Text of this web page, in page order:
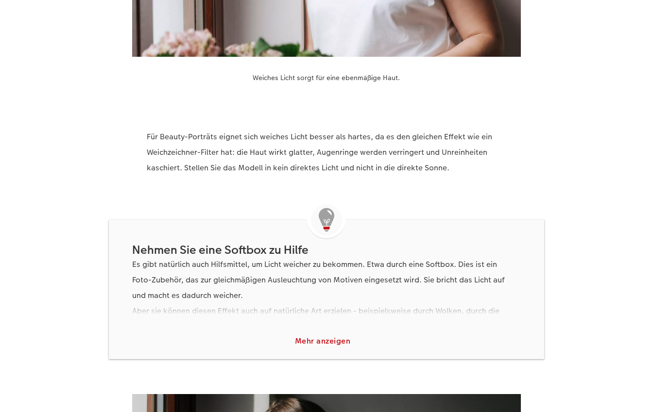
Weiches Licht sorgt für eine ebenmäßige Haut.
Für Beauty-Porträts eignet sich weiches Licht besser als hartes, da es den gleichen Effekt wie ein
Weichzeichner-Filter hat: die Haut wirkt glatter, Augenringe werden verringert und Unreinheiten
kaschiert. Stellen Sie das Modell in kein direktes Licht und nicht in die direkte Sonne.
Mehr anzeigen
Nehmen Sie eine Softbox zu Hilfe
Es gibt natürlich auch Hilfsmittel, um Licht weicher zu bekommen. Etwa durch eine Softbox. Dies ist ein
Foto-Zubehör, das zur gleichmäßigen Ausleuchtung von Motiven eingesetzt wird. Sie bricht das Licht auf
und macht es dadurch weicher.
Aber sie können diesen Effekt auch auf natürliche Art erzielen - beispielsweise durch Wolken, durch die
Fenstern, die das Licht leicht durchscheinen lassen? Jackpot! Auch das können Sie als Ihre persönliche
Softbox nutzen.